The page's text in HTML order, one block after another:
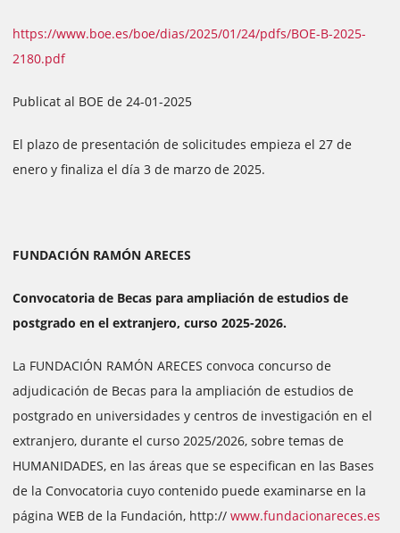
https://www.boe.es/boe/dias/2025/01/24/pdfs/BOE-B-2025-
2180.pdf
Publicat al BOE de 24-01-2025
El plazo de presentación de solicitudes empieza el 27 de
enero y finaliza el día 3 de marzo de 2025.
FUNDACIÓN RAMÓN ARECES
Convocatoria de Becas para ampliación de estudios de
postgrado en el extranjero, curso 2025-2026.
La FUNDACIÓN RAMÓN ARECES convoca concurso de
adjudicación de Becas para la ampliación de estudios de
postgrado en universidades y centros de investigación en el
extranjero, durante el curso 2025/2026, sobre temas de
HUMANIDADES, en las áreas que se especifican en las Bases
de la Convocatoria cuyo contenido puede examinarse en la
página WEB de la Fundación, http:// www.fundacionareces.es